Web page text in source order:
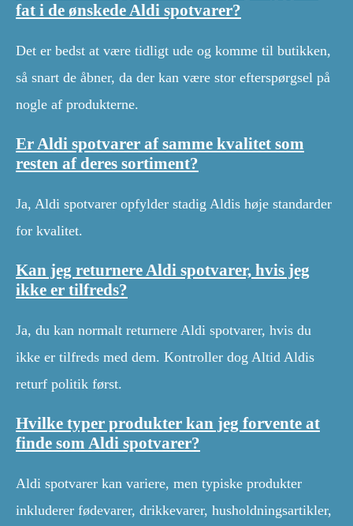
fat i de ønskede Aldi spotvarer?
Det er bedst at være tidligt ude og komme til butikken,
så snart de åbner, da der kan være stor efterspørgsel på
nogle af produkterne.
Er Aldi spotvarer af samme kvalitet som
resten af ​​deres sortiment?
Ja, Aldi spotvarer opfylder stadig Aldis høje standarder
for kvalitet.
Kan jeg returnere Aldi spotvarer, hvis jeg
ikke er tilfreds?
Ja, du kan normalt returnere Aldi spotvarer, hvis du
ikke er tilfreds med dem. Kontroller dog Altid Aldis
returf politik først.
Hvilke typer produkter kan jeg forvente at
finde som Aldi spotvarer?
Aldi spotvarer kan variere, men typiske produkter
inkluderer fødevarer, drikkevarer, husholdningsartikler,